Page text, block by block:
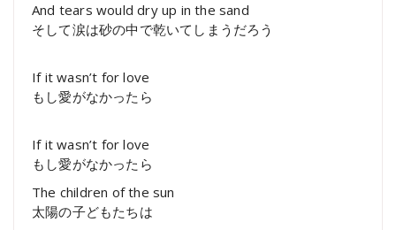
And tears would dry up in the sand
そして涙は砂の中で乾いてしまうだろう
If it wasn’t for love
もし愛がなかったら
If it wasn’t for love
もし愛がなかったら
The children of the sun
太陽の子どもたちは